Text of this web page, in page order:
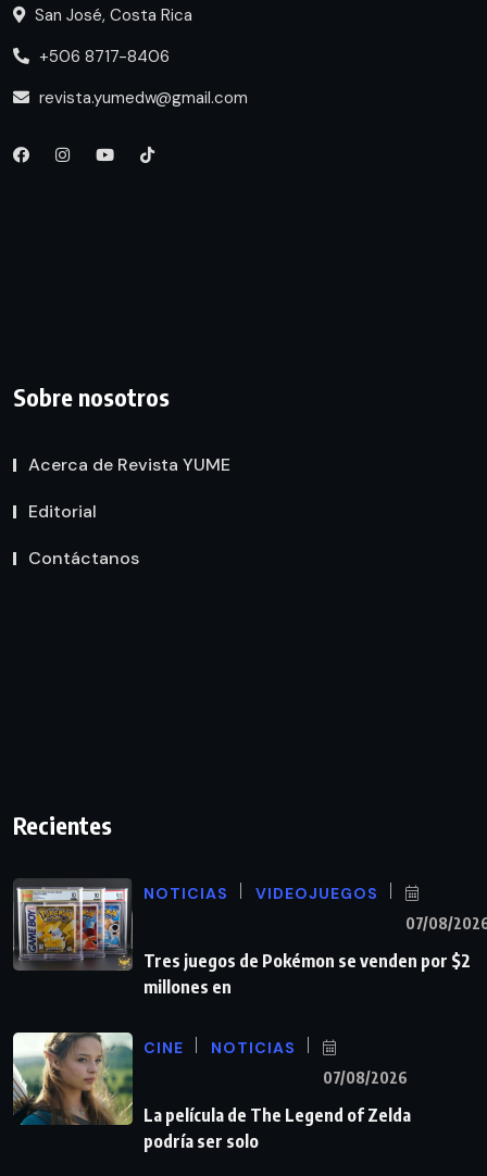
San José, Costa Rica
+506 8717-8406
revista.yumedw@gmail.com
Sobre nosotros
Acerca de Revista YUME
Editorial
Contáctanos
Recientes
NOTICIAS VIDEOJUEGOS
07/08/
Tres juegos de Pokémon se venden por $2
millones en
CINE NOTICIAS
07/08/2026
La película de The Legend of Zelda
podría ser solo